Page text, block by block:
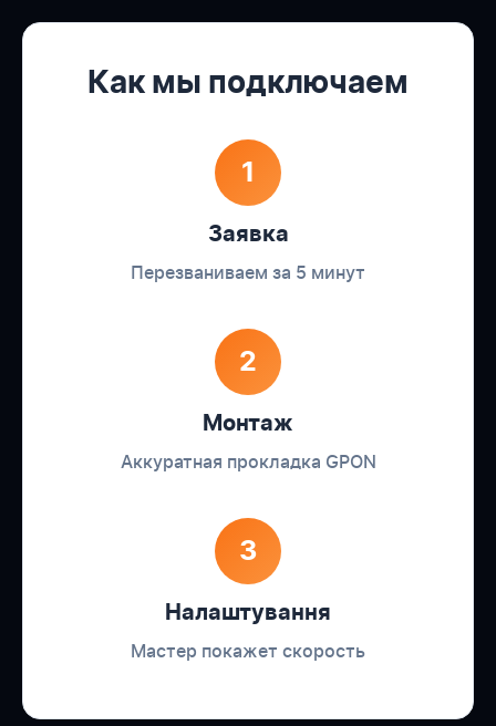
Как мы подключаем
1
Заявка
Перезваниваем за 5 минут
2
Монтаж
Аккуратная прокладка GPON
3
Налаштування
Мастер покажет скорость